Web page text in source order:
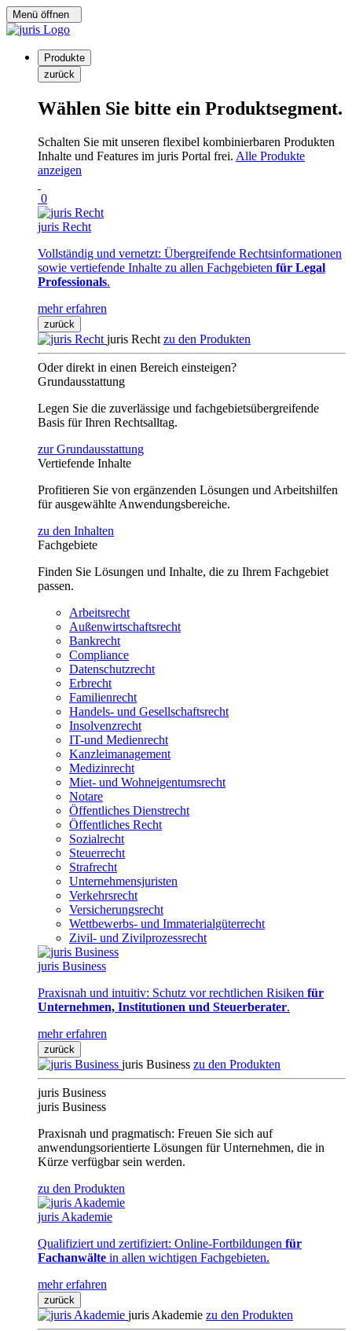
Menü öffnen
Produkte
zurück
Wählen Sie bitte ein Produktsegment.
Schalten Sie mit unseren flexibel kombinierbaren Produkten
Inhalte und Features im juris Portal frei. Alle Produkte
anzeigen
0
juris Recht
Vollständig und vernetzt: Übergreifende Rechtsinformationen
sowie vertiefende Inhalte zu allen Fachgebieten für Legal
Professionals.
mehr erfahren
zurück
juris Recht zu den Produkten
Oder direkt in einen Bereich einsteigen?
Grundausstattung
Legen Sie die zuverlässige und fachgebietsübergreifende
Basis für Ihren Rechtsalltag.
zur Grundausstattung
Vertiefende Inhalte
Profitieren Sie von ergänzenden Lösungen und Arbeitshilfen
für ausgewählte Anwendungsbereiche.
zu den Inhalten
Fachgebiete
Finden Sie Lösungen und Inhalte, die zu Ihrem Fachgebiet
passen.
Arbeitsrecht
Außenwirtschaftsrecht
Bankrecht
Compliance
Datenschutzrecht
Erbrecht
Familienrecht
Handels- und Gesellschaftsrecht
Insolvenzrecht
IT-und Medienrecht
Kanzleimanagement
Medizinrecht
Miet- und Wohneigentumsrecht
Notare
Öffentliches Dienstrecht
Öffentliches Recht
Sozialrecht
Steuerrecht
Strafrecht
Unternehmensjuristen
Verkehrsrecht
Versicherungsrecht
Wettbewerbs- und Immaterialgüterrecht
Zivil- und Zivilprozessrecht
juris Business
Praxisnah und intuitiv: Schutz vor rechtlichen Risiken für
Unternehmen, Institutionen und Steuerberater.
mehr erfahren
zurück
juris Business zu den Produkten
juris Business
juris Business
Praxisnah und pragmatisch: Freuen Sie sich auf
anwendungsorientierte Lösungen für Unternehmen, die in
Kürze verfügbar sein werden.
zu den Produkten
juris Akademie
Qualifiziert und zertifiziert: Online-Fortbildungen für
Fachanwälte in allen wichtigen Fachgebieten.
mehr erfahren
zurück
juris Akademie zu den Produkten